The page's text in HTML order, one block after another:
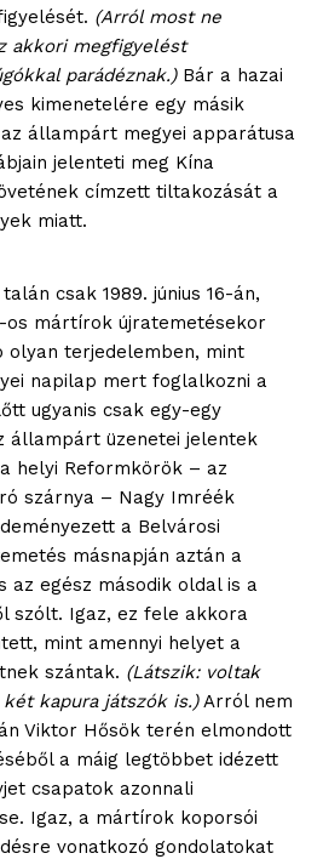
(Arról most ne
akkori megfigyelést
parádéznak.)Bár a hazai
kimenetelére egy másik
állampárt megyei apparátusa
jelenteti meg Kína
címzett tiltakozását a
miatt.
csak 1989. június 16-án,
os mártírok újratemetésekor
terjedelemben, mint
napilap mert foglalkozni a
ugyanis csak egy-egy
állampárt üzenetei jelentek
helyi Reformkörök – az
szárnya – Nagy Imréék
a Belvárosi
másnapján aztán a
az egész második oldal is a
szólt. Igaz, ez fele akkora
mint amennyi helyet a
szántak. (Látszik: voltak
kapura játszók is.)Arról nem
Viktor Hősök terén elmondott
a máig legtöbbet idézett
csapatok azonnali
Igaz, a mártírok koporsói
vonatkozó gondolatokat